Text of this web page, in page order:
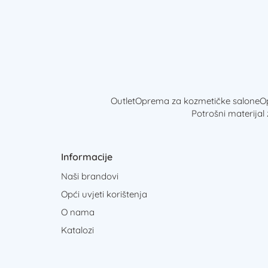
OutletOprema za kozmetičke salone
Potrošni materijal
Informacije
Naši brandovi
Opći uvjeti korištenja
O nama
Katalozi